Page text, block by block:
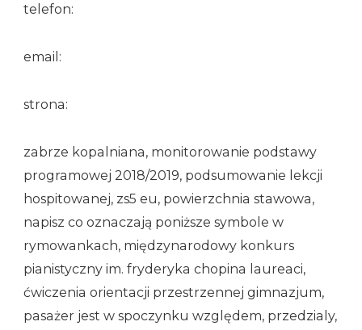
telefon:
email:
strona:
zabrze kopalniana, monitorowanie podstawy
programowej 2018/2019, podsumowanie lekcji
hospitowanej, zs5 eu, powierzchnia stawowa,
napisz co oznaczają poniższe symbole w
rymowankach, międzynarodowy konkurs
pianistyczny im. fryderyka chopina laureaci,
ćwiczenia orientacji przestrzennej gimnazjum,
pasażer jest w spoczynku względem, przedzialy,